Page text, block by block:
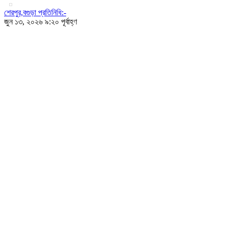
শেরপুর,বগুড়া প্রতিনিধি:-
জুন ১৩, ২০২৬ ৯:২০ পূর্বাহ্ণ